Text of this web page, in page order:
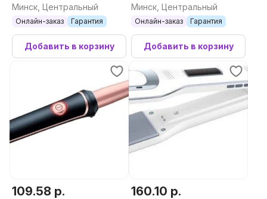
Минск, Центральный
Онлайн-заказ Гарантия
Добавить в корзину
Минск, Центральный
Онлайн-заказ Гарантия
Добавить в корзину
109.58 р. 160.10 р.